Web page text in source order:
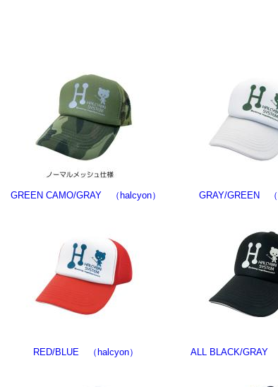
GREEN CAMO/GRAY （halcyon） GRAY/GREEN （
RED/BLUE （halcyon） ALL BLACK/GRAY